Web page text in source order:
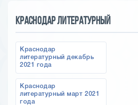
Краснодар литературный
Краснодар
литературный декабрь
2021 года
Краснодар
литературный март 2021
года